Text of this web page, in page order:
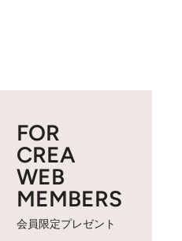
FOR
CREA
WEB
MEMBERS
会員限定プレゼント